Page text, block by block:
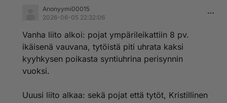
Anonyymi00015
2026-06-05 22:32:06
Vanha liito alkoi: pojat ympärileikattiin 8 pv.
ikäisenä vauvana, tytöistä piti uhrata kaksi
kyyhkysen poikasta syntiuhrina perisynnin
vuoksi.
Uuusi liito alkaa: sekä pojat että tytöt, Kristillinen